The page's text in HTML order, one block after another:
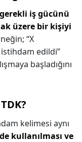
iş gücünü
üzere bir kişiyi
“X
edildi”
başladığını
kelimesi aynı
kullanılması ve